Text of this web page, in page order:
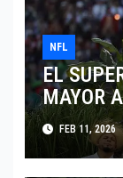
NFL
EL
MAYOR
BUNNY
FEB 11, 2026